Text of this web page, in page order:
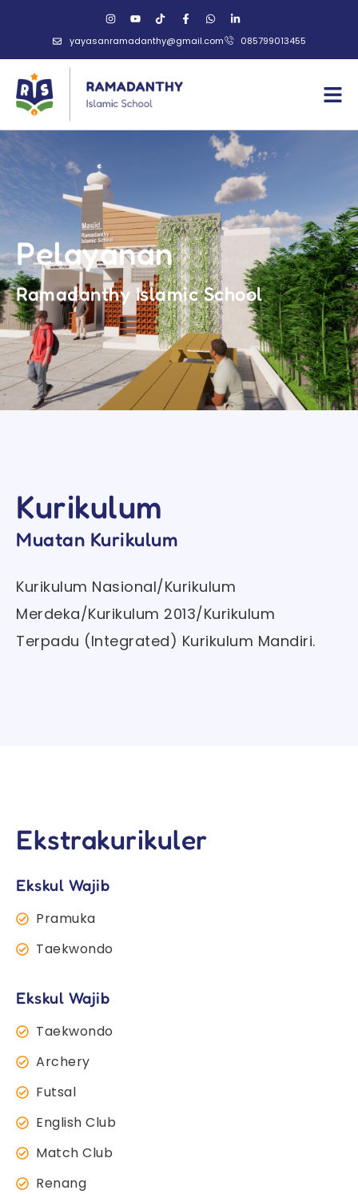
yayasanramadanthy@gmail.com 085799013455
Pelayanan
Ramadanthy Islamic School
Kurikulum
Muatan Kurikulum
Kurikulum Nasional/Kurikulum
Merdeka/Kurikulum 2013/Kurikulum
Terpadu (Integrated) Kurikulum Mandiri.
Ekstrakurikuler
Ekskul Wajib
Pramuka
Taekwondo
Ekskul Wajib
Taekwondo
Archery
Futsal
English Club
Match Club
Renang